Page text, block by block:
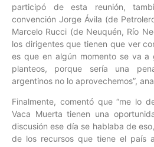
participó de esta reunión,
convención Jorge Ávila (de
Marcelo Rucci (de Neuquén, Río
los dirigentes que tienen que ver
es que en algún momento se va a
planteos, porque sería una
argentinos no lo aprovechemos”,
Finalmente, comentó que “me lo
Vaca Muerta tienen una
discusión ese día se hablaba de
de los recursos que tiene el país